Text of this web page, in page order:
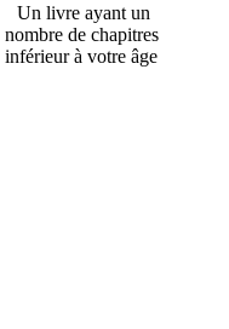
Un livre ayant un
nombre de chapitres
inférieur à votre âge